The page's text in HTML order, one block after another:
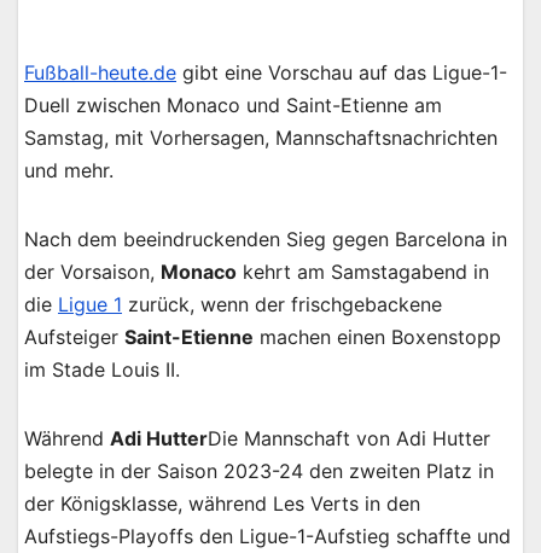
Fußball-heute.de gibt eine Vorschau auf das Ligue-1-
Duell zwischen Monaco und Saint-Etienne am
Samstag, mit Vorhersagen, Mannschaftsnachrichten
und mehr.
Nach dem beeindruckenden Sieg gegen Barcelona in
der Vorsaison, Monaco kehrt am Samstagabend in
die Ligue 1 zurück, wenn der frischgebackene
Aufsteiger Saint-Etienne machen einen Boxenstopp
im Stade Louis II.
Während Adi HutterDie Mannschaft von Adi Hutter
belegte in der Saison 2023-24 den zweiten Platz in
der Königsklasse, während Les Verts in den
Aufstiegs-Playoffs den Ligue-1-Aufstieg schaffte und